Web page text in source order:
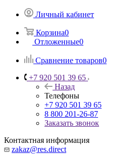
Личный кабинет
Корзина0
Отложенные0
Сравнение товаров0
+7 920 501 39 65
Назад
Телефоны
+7 920 501 39 65
8 800 201-26-87
Заказать звонок
Контактная информация
zakaz@res.direct